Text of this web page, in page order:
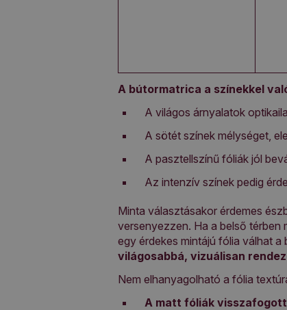
A bútormatrica a színekkel
A világos árnyalatok
A sötét színek mélységet,
A pasztellszínű fóliák jól
Az intenzív színek pedig
Minta választásakor érdemes
versenyezzen. Ha a belső térben
egy érdekes mintájú fólia válhat a
világosabbá, vizuálisan
Nem elhanyagolható a fólia
A matt fóliák